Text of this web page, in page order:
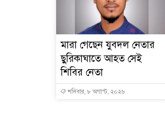
মারা গেছেন যুবদল নেতার
ছুরিকাঘাতে আহত সেই
শিবির নেতা
শনিবার, ৮ অগাস্ট, ২০২৬